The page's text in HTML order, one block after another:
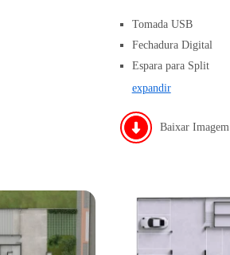
Tomada USB
Fechadura Digital
Espara para Split
expandir
Baixar Imagem